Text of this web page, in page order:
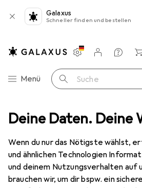
Deine Daten. Deine
Wenn du nur das Nötigste wählst,
und ähnlichen Technologien
und deinem Nutzungsverhalten auf
brauchen wir, um dir bspw. ein
Galaxus
Schneller finden und bestellen
Navigation nach Kategorien
Menü Suche
Einstellungen
Kundenkonto
Vergleichslisten
Merklisten
Warenkorb
Kolbowy ekspres do kawy Black+Decker
EUR
123,34 statt EUR
Black & Decker
kawy